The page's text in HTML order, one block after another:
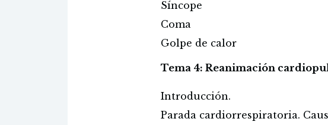
Síncope
Coma
Golpe de calor
Tema 4: Reanimación
Introducción.
Parada cardiorrespiratoria.